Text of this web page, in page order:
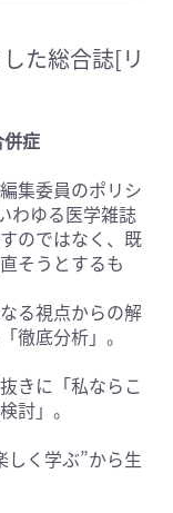
た総合誌[リ
症
集委員のポリシ
わゆる医学雑誌
のではなく、既
そうとするも
る視点からの解
徹底分析」。
きに「私ならこ
討」。
しく学ぶ”から生